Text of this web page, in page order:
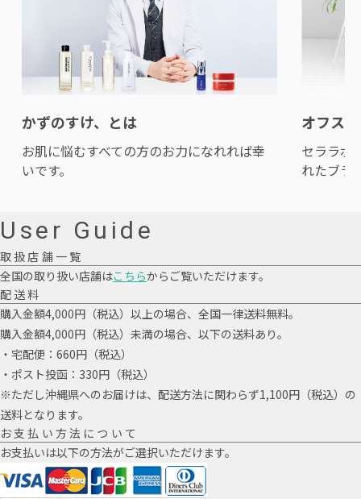
かずのすけ、とは
お肌に悩むすべての方のお力になれれば幸
いです。
オフス
セララボ
れたブラ
User Guide
取扱店舗一覧
全国の取り扱い店舗はこちらからご覧いただけます。
配送料
購入金額4,000円（税込）以上の場合、全国一律送料無料。
購入金額4,000円（税込）未満の場合、以下の送料あり。
・宅配便：660円（税込）
・ポスト投函：330円（税込）
※ただし沖縄県へのお届けは、配送方法に関わらず1,100円（税込）の
送料となります。
お支払い方法について
お支払いは以下の方法がご選択いただけます。